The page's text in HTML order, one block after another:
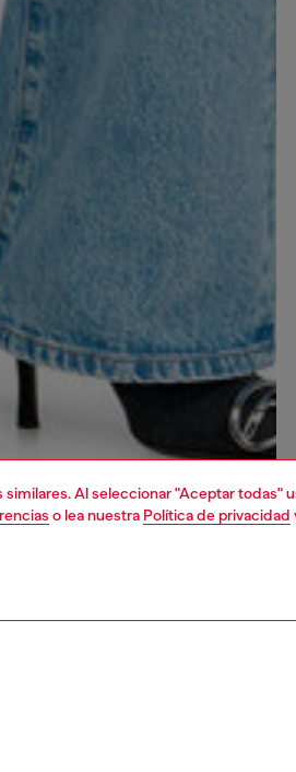
Al seleccionar "Aceptar todas"
o lea nuestra Política de privacidad